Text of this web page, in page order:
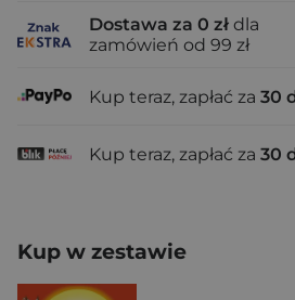
Dostawa za 0 zł dla
zamówień od 99 zł
Kup teraz, zapłać za 30
Kup teraz, zapłać za 30
Kup w zestawie